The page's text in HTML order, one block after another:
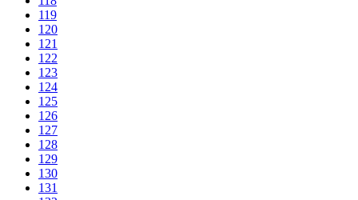
119
120
121
122
123
124
125
126
127
128
129
130
131